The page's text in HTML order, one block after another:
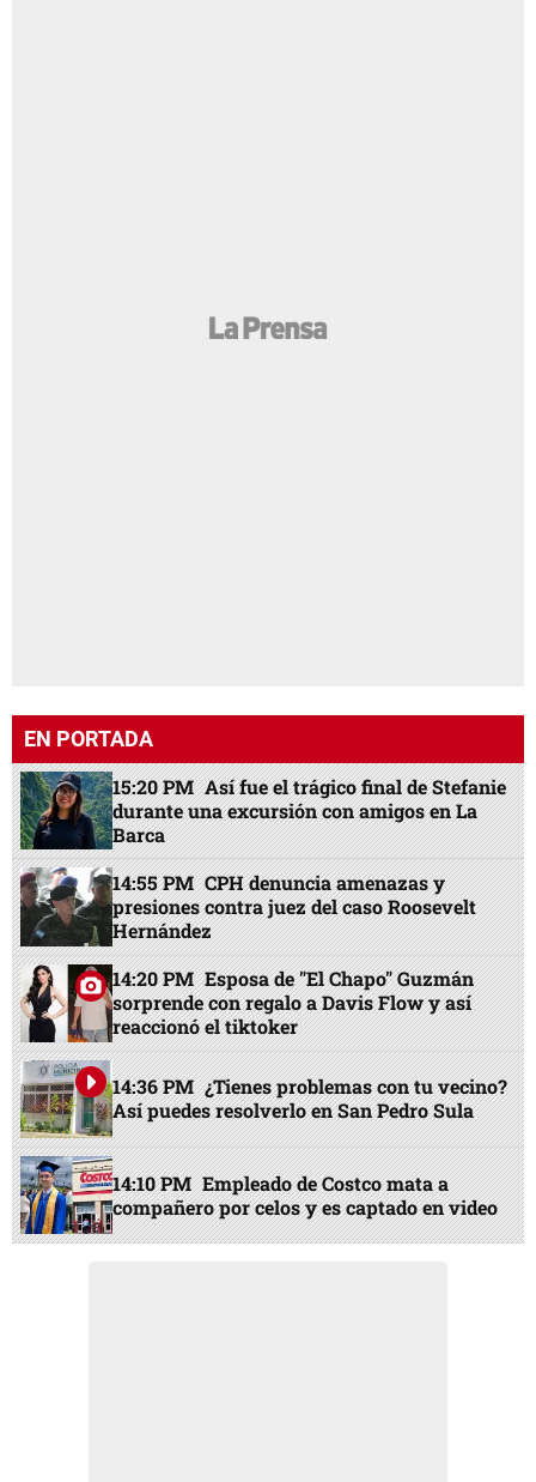
EN PORTADA
15:20 PM Así fue el trágico final de Stefanie
durante una excursión con amigos en La
Barca
14:55 PM CPH denuncia amenazas y
presiones contra juez del caso Roosevelt
Hernández
14:20 PM Esposa de "El Chapo" Guzmán
sorprende con regalo a Davis Flow y así
reaccionó el tiktoker
14:36 PM ¿Tienes problemas con tu vecino?
Así puedes resolverlo en San Pedro Sula
14:10 PM Empleado de Costco mata a
compañero por celos y es captado en video